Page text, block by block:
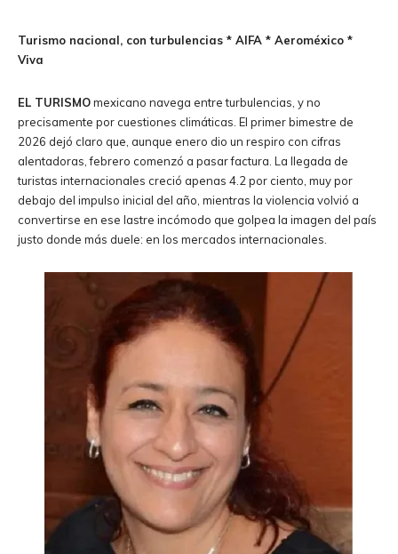
Turismo nacional, con turbulencias * AIFA * Aeroméxico *
Viva
EL TURISMOmexicano navega entre turbulencias, y no
precisamente por cuestiones climáticas. El primer bimestre de
2026 dejó claro que, aunque enero dio un respiro con cifras
alentadoras, febrero comenzó a pasar factura. La llegada de
turistas internacionales creció apenas 4.2 por ciento, muy por
debajo del impulso inicial del año, mientras la violencia volvió a
convertirse en ese lastre incómodo que golpea la imagen del país
justo donde más duele: en los mercados internacionales.